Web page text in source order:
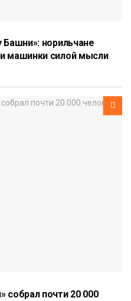
Башни»: норильчане
машинки силой мысли
собрал почти 20 000